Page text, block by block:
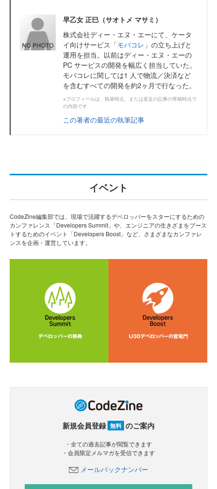
早乙女 正巳（サオトメ マサミ）
株式会社ディー・エヌ・エーにて、ケータ
イ向けサービス「モバコレ 」の立ち上げと
運用を担当。以前はディー・エヌ・エーの
PC サービスの開発を幅広く担当していた。
モバコレに関しては1 人で物流／決済など
を含むすべての開発を約2ヶ月で行なった。
※プロフィールは、執筆時点、または直近の記事の寄稿時点で
の内容です
この著者の最近の執筆記事
イベント
CodeZine編集部では、現場で活躍するデベロッパーをスターにするための
カンファレンス「Developers Summit」や、エンジニアの生きざまをブース
トするためのイベント「Developers Boost」など、さまざまなカンファレ
ンスを企画・運営しています。
新規会員登録 無料 のご案内
・全ての過去記事が閲覧できます
・会員限定メルマガを受信できます
メールバックナンバー